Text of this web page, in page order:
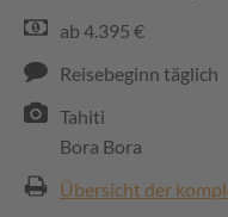
ab 4.395 €
Reisebeginn täglich
Tahiti
Bora Bora
Übersicht der